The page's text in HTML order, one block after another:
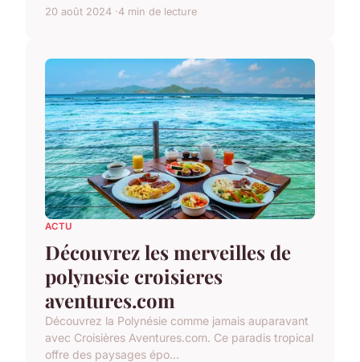
20 août 2024 4 min de lecture
ACTU
Découvrez les merveilles de
polynesie croisieres
aventures.com
Découvrez la Polynésie comme jamais auparavant
avec Croisières Aventures.com. Ce paradis tropical
offre des paysages épo...